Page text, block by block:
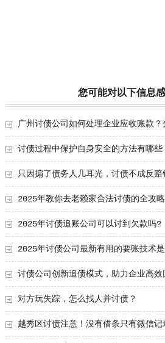
您可能对以下信息
广州讨债公司如何处理企业应收账款？
处理方式
讨债过程中保护自身安全的方法有哪些
只因搧了债务人几耳光，讨债不成反赔
2025年教你去老赖家合法讨债的全攻
2025年讨债追账公司可以讨到欠款吗?
2025年讨债公司最新有用的要账技术
讨债公司创新追债模式，助力企业高
护合法权益
对方玩失踪，怎么找人并讨债？
越秀区讨债注意！没有借条只有微信